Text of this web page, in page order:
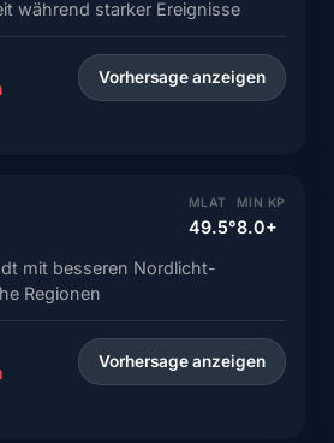
während starker Ereignisse
Vorhersage anzeigen
MLAT
49.5°
MIN KP
8.0+
mit besseren Nordlicht-
Regionen
Vorhersage anzeigen